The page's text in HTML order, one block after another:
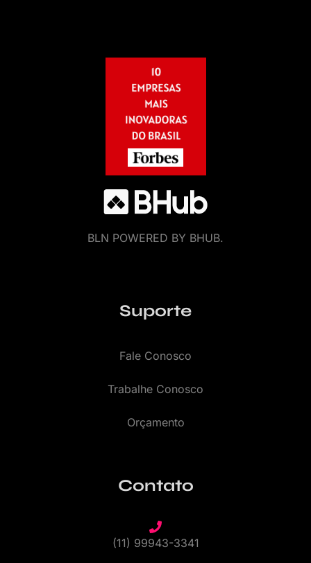
BLN POWERED BY BHUB.
Suporte
Fale Conosco
Trabalhe Conosco
Orçamento
Contato
(11) 99943-3341